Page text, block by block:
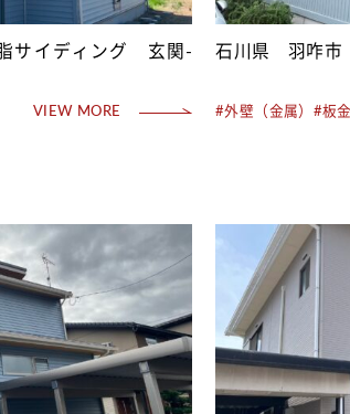
サイディング 玄関-
VIEW MORE
石川県 羽咋市
#外壁（金属） #板金